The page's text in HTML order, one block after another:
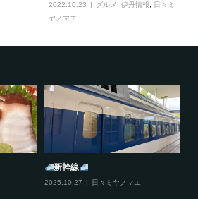
2022.10.23 グルメ ,伊丹情報, 日々ミ
ヤノマエ
新幹線
2025.10.27 日々ミヤノマエ